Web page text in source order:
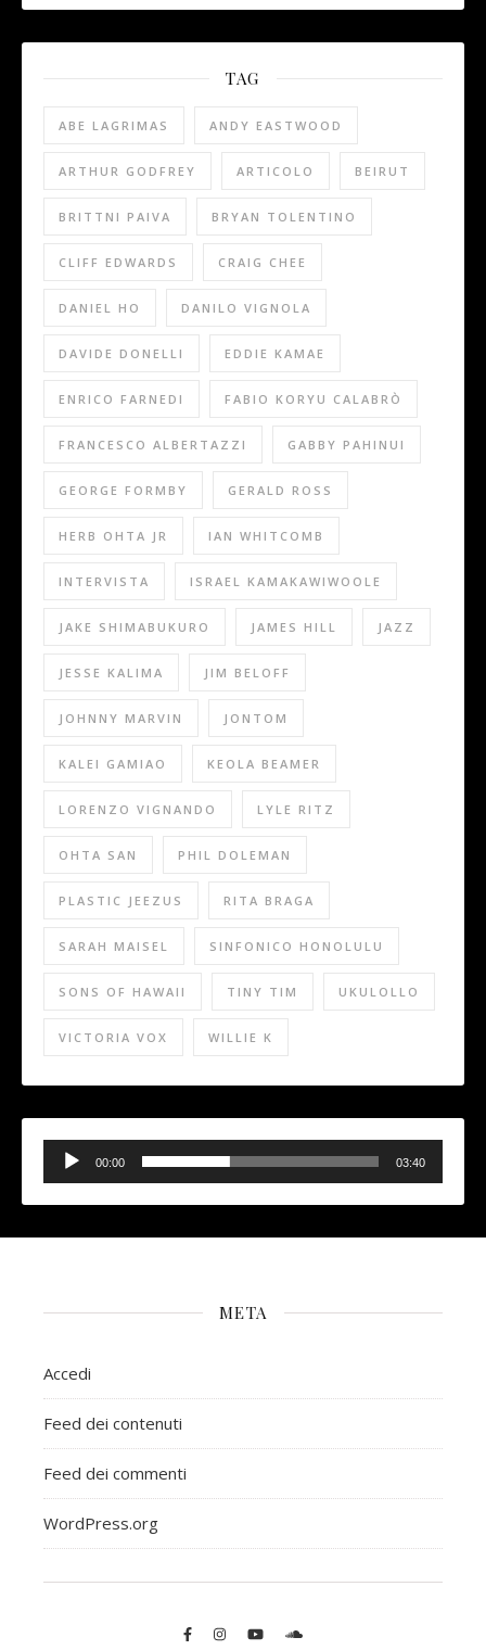
TAG
ABE LAGRIMAS ANDY EASTWOOD
ARTHUR GODFREY ARTICOLO BEIRUT
BRITTNI PAIVA BRYAN TOLENTINO
CLIFF EDWARDS CRAIG CHEE
DANIEL HO DANILO VIGNOLA
DAVIDE DONELLI EDDIE KAMAE
ENRICO FARNEDI FABIO KORYU CALABRÒ
FRANCESCO ALBERTAZZI GABBY PAHINUI
GEORGE FORMBY GERALD ROSS
HERB OHTA JR IAN WHITCOMB
INTERVISTA ISRAEL KAMAKAWIWOOLE
JAKE SHIMABUKURO JAMES HILL JAZZ
JESSE KALIMA JIM BELOFF
JOHNNY MARVIN JONTOM
KALEI GAMIAO KEOLA BEAMER
LORENZO VIGNANDO LYLE RITZ
OHTA SAN PHIL DOLEMAN
PLASTIC JEEZUS RITA BRAGA
SARAH MAISEL SINFONICO HONOLULU
SONS OF HAWAII TINY TIM UKULOLLO
VICTORIA VOX WILLIE K
Audio
Player
00:00 03:40
META
Accedi
Feed dei contenuti
Feed dei commenti
WordPress.org